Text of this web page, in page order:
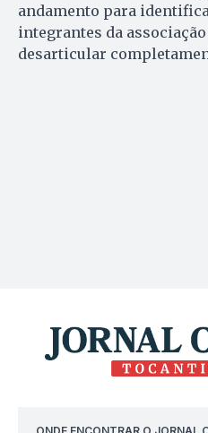
andamento para
integrantes da
desarticular